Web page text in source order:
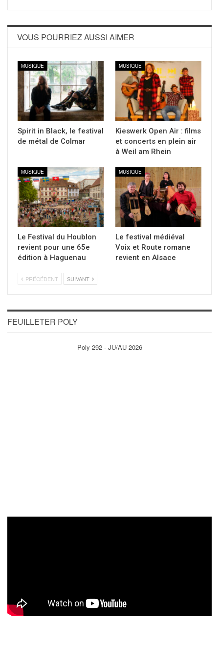
VOUS POURRIEZ AUSSI AIMER
MUSIQUE
Spirit in Black, le festival
de métal de Colmar
MUSIQUE
Kieswerk Open Air : films
et concerts en plein air
à Weil am Rhein
MUSIQUE
Le Festival du Houblon
revient pour une 65e
édition à Haguenau
MUSIQUE
Le festival médiéval
Voix et Route romane
revient en Alsace
PRÉCÉDENT SUIVANT
FEUILLETER POLY
Poly 292 - JU/AU 2026